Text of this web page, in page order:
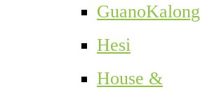
GuanoKalong
Hesi
House &